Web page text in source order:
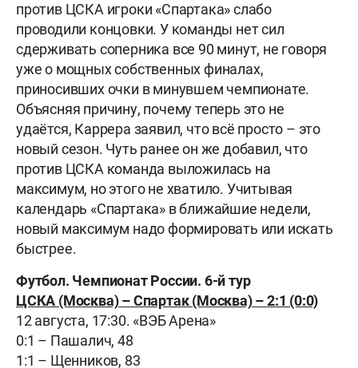
против ЦСКА игроки «Спартака» слабо
проводили концовки. У команды нет сил
сдерживать соперника все 90 минут, не говоря
уже о мощных собственных финалах,
приносивших очки в минувшем чемпионате.
Объясняя причину, почему теперь это не
удаётся, Каррера заявил, что всё просто – это
новый сезон. Чуть ранее он же добавил, что
против ЦСКА команда выложилась на
максимум, но этого не хватило. Учитывая
календарь «Спартака» в ближайшие недели,
новый максимум надо формировать или искать
быстрее.
Футбол. Чемпионат России. 6-й тур
ЦСКА (Москва) – Спартак (Москва) – 2:1 (0:0)
12 августа, 17:30. «ВЭБ Арена»
0:1 – Пашалич, 48
1:1 – Щенников, 83